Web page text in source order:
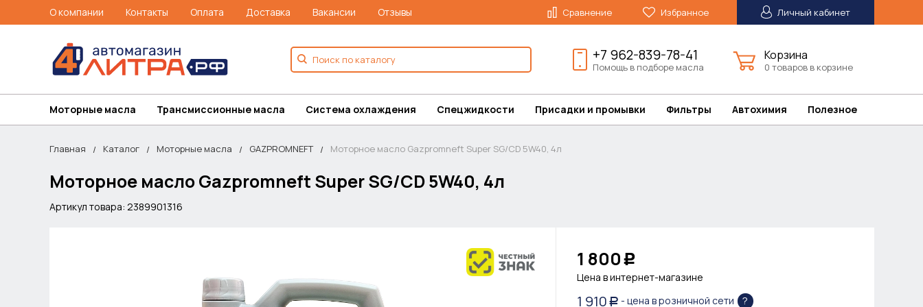
О компании Контакты Оплата Доставка Вакансии Отзывы Сравнение Избранное Личный кабинет
+7 962-839-78-41
Помощь в подборе масла
Корзина
0 товаров в корзине
Моторные масла Трансмиссионные масла Система охлаждения Спецжидкости Присадки и промывки Фильтры Автохимия Полезное
Главная Каталог Моторные масла GAZPROMNEFT Моторное масло Gazpromneft Super SG/CD 5W40, 4л
Моторное масло Gazpromneft Super SG/CD 5W40, 4л
Артикул товара: 2389901316
1 800 Р
Цена в интернет-магазине
1 910 Р - цена в розничной сети ?